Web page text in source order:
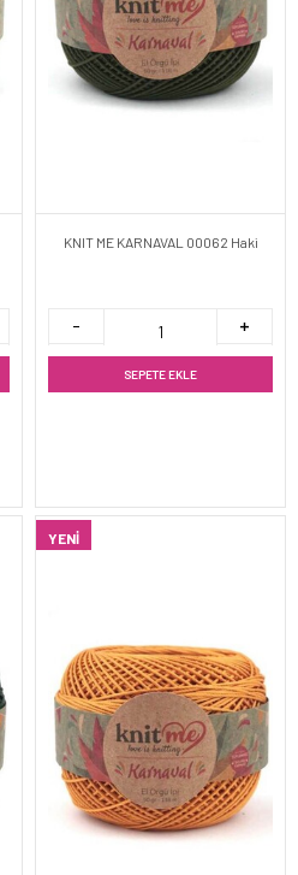
KNIT ME KARNAVAL 00062 Haki
SEPETE EKLE
YENI